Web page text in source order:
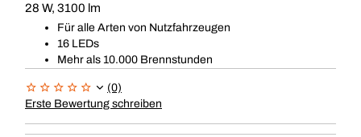
28 W, 3100 lm
Für alle Arten von Nutzfahrzeugen
16 LEDs
Mehr als 10.000 Brennstunden
(0)
Erste Bewertung schreiben